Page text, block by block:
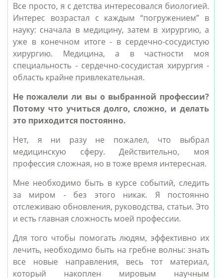
Все просто, я с детства интересовался биологией.
Интерес возрастал с каждым “погружением” в
науку: сначала в медицину, затем в хирургию, а
уже в конечном итоге - в сердечно-сосудистую
хирургию. Медицина, а в частности моя
специальность - сердечно-сосудистая хирургия -
область крайне привлекательная.
Не пожалели ли вы о выбранной профессии?
Потому что учиться долго, сложно, и делать
это приходится постоянно.
Нет, я ни разу не пожалел, что выбрал
медицинскую сферу. Действительно, моя
профессия сложная, но в тоже время интересная.
Мне необходимо быть в курсе событий, следить
за миром - без этого никак. Я постоянно
отслеживаю обновления, руководства, статьи. Это
и есть главная сложность моей профессии.
Для того чтобы помогать людям, эффективно их
лечить, необходимо быть на гребне волны: знать
все новые направления, весь тот материал,
который накоплен мировым научным